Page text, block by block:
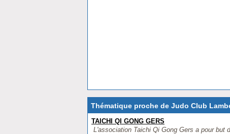
Thématique proche de Judo Club
TAICHI QI GONG GERS
L'association Taichi Qi Gong Gers a pour but